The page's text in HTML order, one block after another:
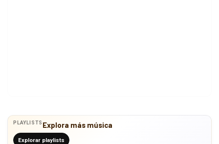
PLAYLISTS Explora más música
Explorar playlists